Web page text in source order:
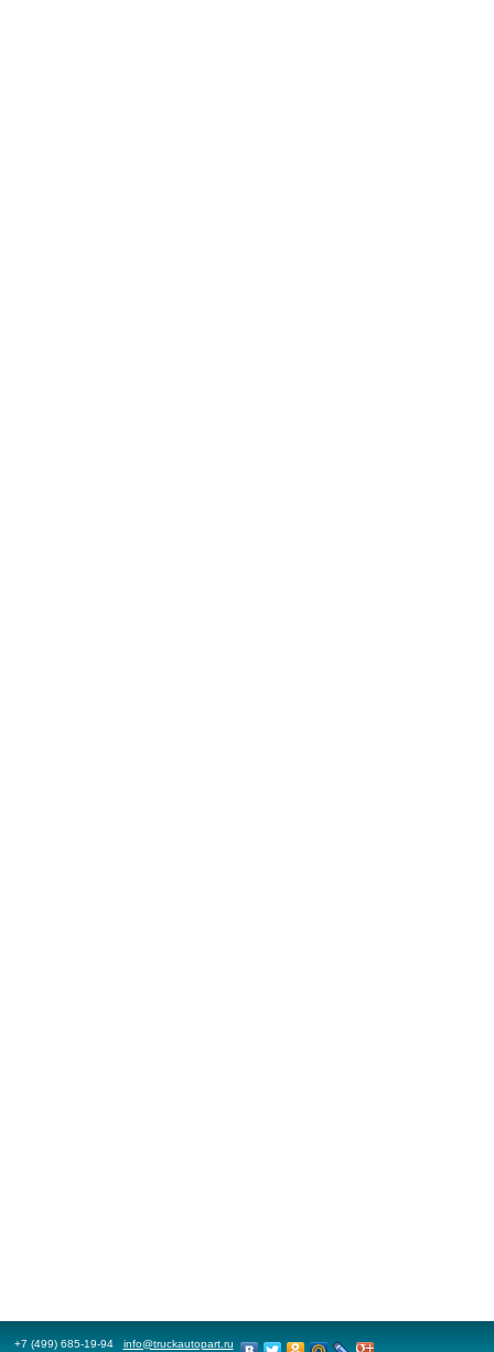
+7 (499) 685-19-94 info@truckautopart.ru